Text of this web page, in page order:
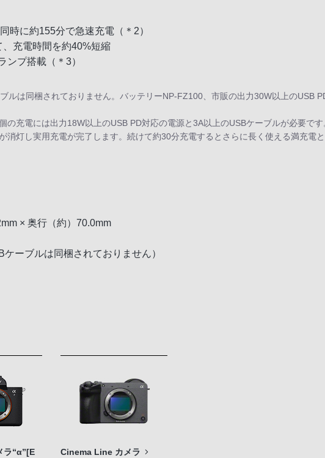
時に約155分で急速充電（＊2）
充電時間を約40%短縮
ンプ搭載（＊3）
ルは同梱されておりません。バッテリーNP-FZ100、市販の出力30W以上のUSB
の充電には出力18W以上のUSB PD対応の電源と3A以上のUSBケーブルが必要で
消灯し実用充電が完了します。続けて約30分充電するとさらに長く使える満充電
× 奥行（約）70.0mm
ーブルは同梱されておりません）
ラ“α”[E
Cinema Line カメラ